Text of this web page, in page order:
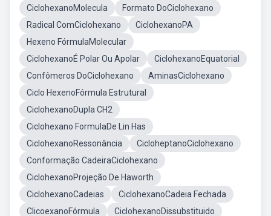
CiclohexanoMolecula
Formato DoCiclohexano
Radical ComCiclohexano
CiclohexanoPA
Hexeno FórmulaMolecular
CiclohexanoÉ Polar Ou Apolar
CiclohexanoEquatorial
Confômeros DoCiclohexano
AminasCiclohexano
Ciclo HexenoFórmula Estrutural
CiclohexanoDupla CH2
Ciclohexano FormulaDe Lin Has
CiclohexanoRessonância
CicloheptanoCiclohexano
Conformação CadeiraCiclohexano
CiclohexanoProjeção De Haworth
CiclohexanoCadeias
CiclohexanoCadeia Fechada
ClicoexanoFórmula
CiclohexanoDissubstituido